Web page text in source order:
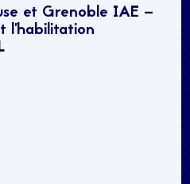
et Grenoble IAE –
l’habilitation